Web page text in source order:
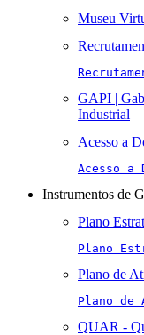
Museu
GAPI |
Industrial
Acesso a
Acesso
Instrumentos de
Plano
Plano
Plano de
Plano
QUAR -